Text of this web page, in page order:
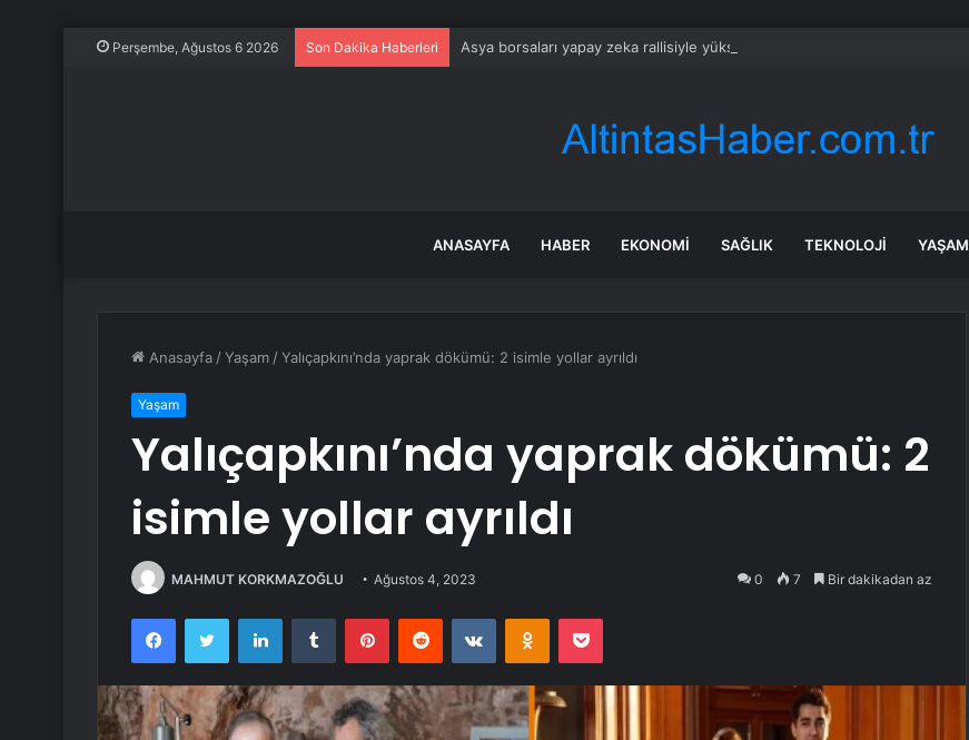
Perşembe, Ağustos 6 2026 Son Dakika Haberleri Asya borsaları yapay zeka rallisiyle yükseldi; Japonya ve Kore sıçradı
ANASAYFA HABER EKONOMI SAĞLIK TEKNOLOJI YAŞAM
Anasayfa /Yaşam /Yalıçapkını’nda yaprak dökümü: 2 isimle yollar ayrıldı
Yaşam
Yalıçapkını’nda yaprak dökümü: 2
isimle yollar ayrıldı
MAHMUT KORKMAZOĞLU Ağustos 4, 2023 0 7 Bir dakikadan az
FacebookTwitter LinkedInTumblr PinterestReddit VKontakteOdnoklassniki
Pocket